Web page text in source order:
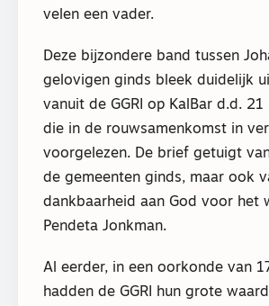
velen een vader.
Deze bijzondere band tussen
gelovigen ginds bleek duidelijk
vanuit de GGRI op KalBar d.d.
die in de rouwsamenkomst in
voorgelezen. De brief getuigt
de gemeenten ginds, maar ook
dankbaarheid aan God voor het
Pendeta Jonkman.
Al eerder, in een oorkonde van
hadden de GGRI hun grote